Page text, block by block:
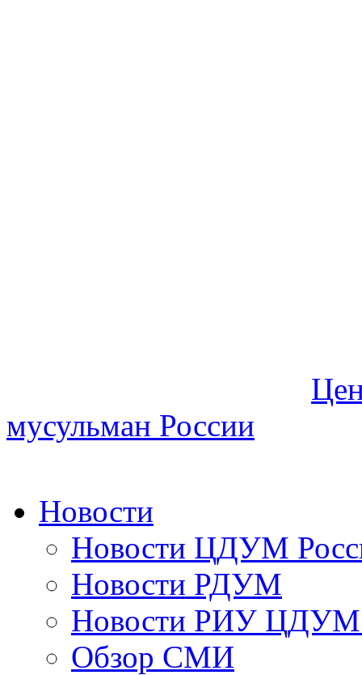
мусульман России
Новости
Новости ЦДУМ
Новости РДУМ
Новости РИУ ЦДУМ
Обзор СМИ